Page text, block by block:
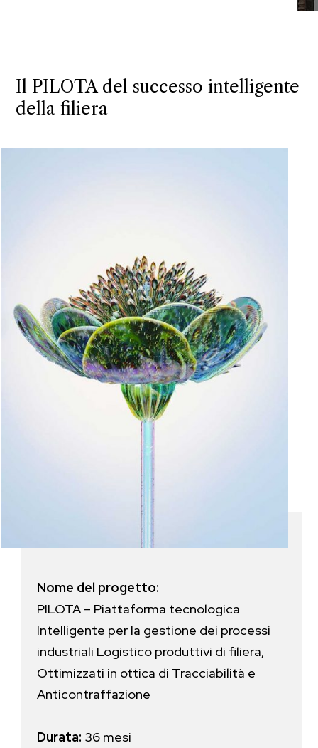
Il PILOTA del successo intelligente
della filiera
Nome del progetto:
PILOTA – Piattaforma tecnologica
Intelligente per la gestione dei processi
industriali Logistico produttivi di filiera,
Ottimizzati in ottica di Tracciabilità e
Anticontraffazione
Durata: 36 mesi